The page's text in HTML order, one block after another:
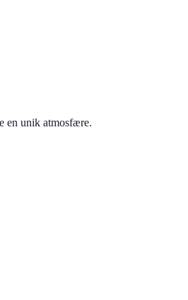
en unik atmosfære.